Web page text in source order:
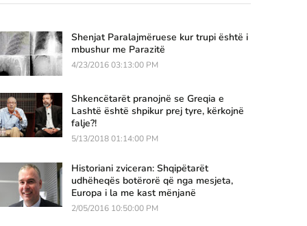
Shenjat Paralajmëruese kur trupi është i
mbushur me Parazitë
4/23/2016 03:13:00 PM
Shkencëtarët pranojnë se Greqia e
Lashtë është shpikur prej tyre, kërkojnë
falje?!
5/13/2018 01:14:00 PM
Historiani zviceran: Shqipëtarët
udhëheqës botërorë që nga mesjeta,
Europa i la me kast mënjanë
2/05/2016 10:50:00 PM